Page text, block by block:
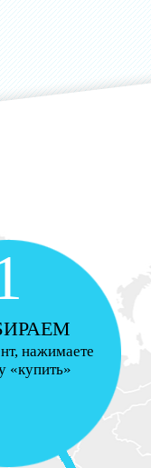
нажимаете
«купить»